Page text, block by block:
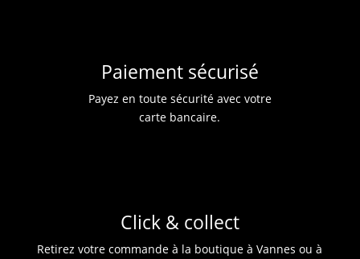
Paiement sécurisé
Payez en toute sécurité avec votre
carte bancaire.
Click & collect
Retirez votre commande à la boutique à Vannes ou à